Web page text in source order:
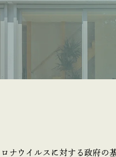
ナウイルスに対する政府の